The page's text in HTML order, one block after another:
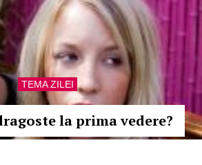
TEMA ZILEI
la prima vedere?